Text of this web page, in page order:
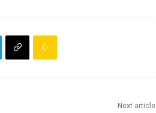
Next article